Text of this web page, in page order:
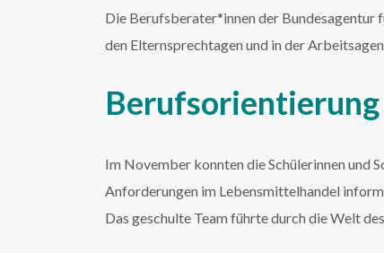
Die Berufsberater*innen der Bundesagentur
den Elternsprechtagen und in der
Berufsorientierung
Im November konnten die Schülerinnen und
Anforderungen im Lebensmittelhandel
Das geschulte Team führte durch die Welt